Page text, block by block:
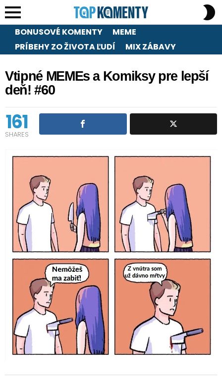
Menu
BONUSOVÉ KOMENTY
MEME
PRÍBEHY ZO ŽIVOTA ĽUDÍ
MIX ZÁBAVY
Vtipné MEMEs a Komiksy pre lepší
deň! #60
161
SHARES